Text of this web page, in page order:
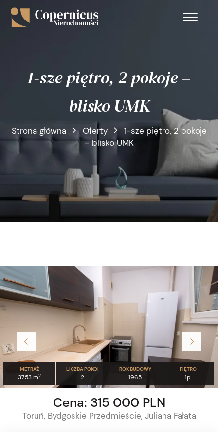
1-sze piętro, 2 pokoje –
blisko UMK
Strona główna Oferty
1-sze piętro, 2 pokoje
– blisko UMK
METRAŻ
37.53 m2
LICZBA POKOI
2
ROK BUDOWY
1965
PIĘTRO
1p
Cena: 315 000 PLN
Toruń, Bydgoskie Przedmieście, Juliana Fałata